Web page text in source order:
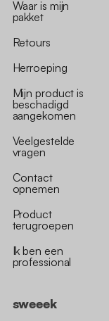
Waar is mijn
pakket
Retours
Herroeping
Mijn product is
beschadigd
aangekomen
Veelgestelde
vragen
Contact
opnemen
Product
terugroepen
Ik ben een
professional
sweeek